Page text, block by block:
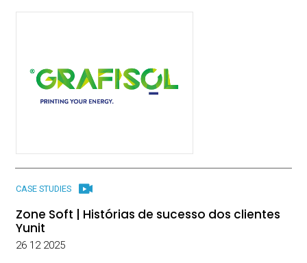
CASE STUDIES
Zone Soft | Histórias de sucesso dos clientes
Yunit
26 12 2025